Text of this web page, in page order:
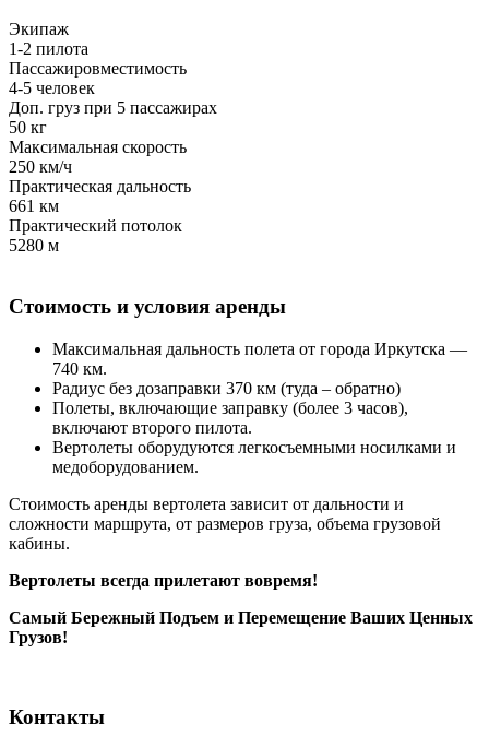
Экипаж
1-2 пилота
Пассажировместимость
4-5 человек
Доп. груз при 5 пассажирах
50 кг
Максимальная скорость
250 км/ч
Практическая дальность
661 км
Практический потолок
5280 м
Стоимость и условия аренды
Максимальная дальность полета от города Иркутска —
740 км.
Радиус без дозаправки 370 км (туда – обратно)
Полеты, включающие заправку (более 3 часов),
включают второго пилота.
Вертолеты оборудуются легкосъемными носилками и
медоборудованием.
Стоимость аренды вертолета зависит от дальности и
сложности маршрута, от размеров груза, объема грузовой
кабины.
Вертолеты всегда прилетают вовремя!
Самый Бережный Подъем и Перемещение Ваших Ценных
Грузов!
Контакты